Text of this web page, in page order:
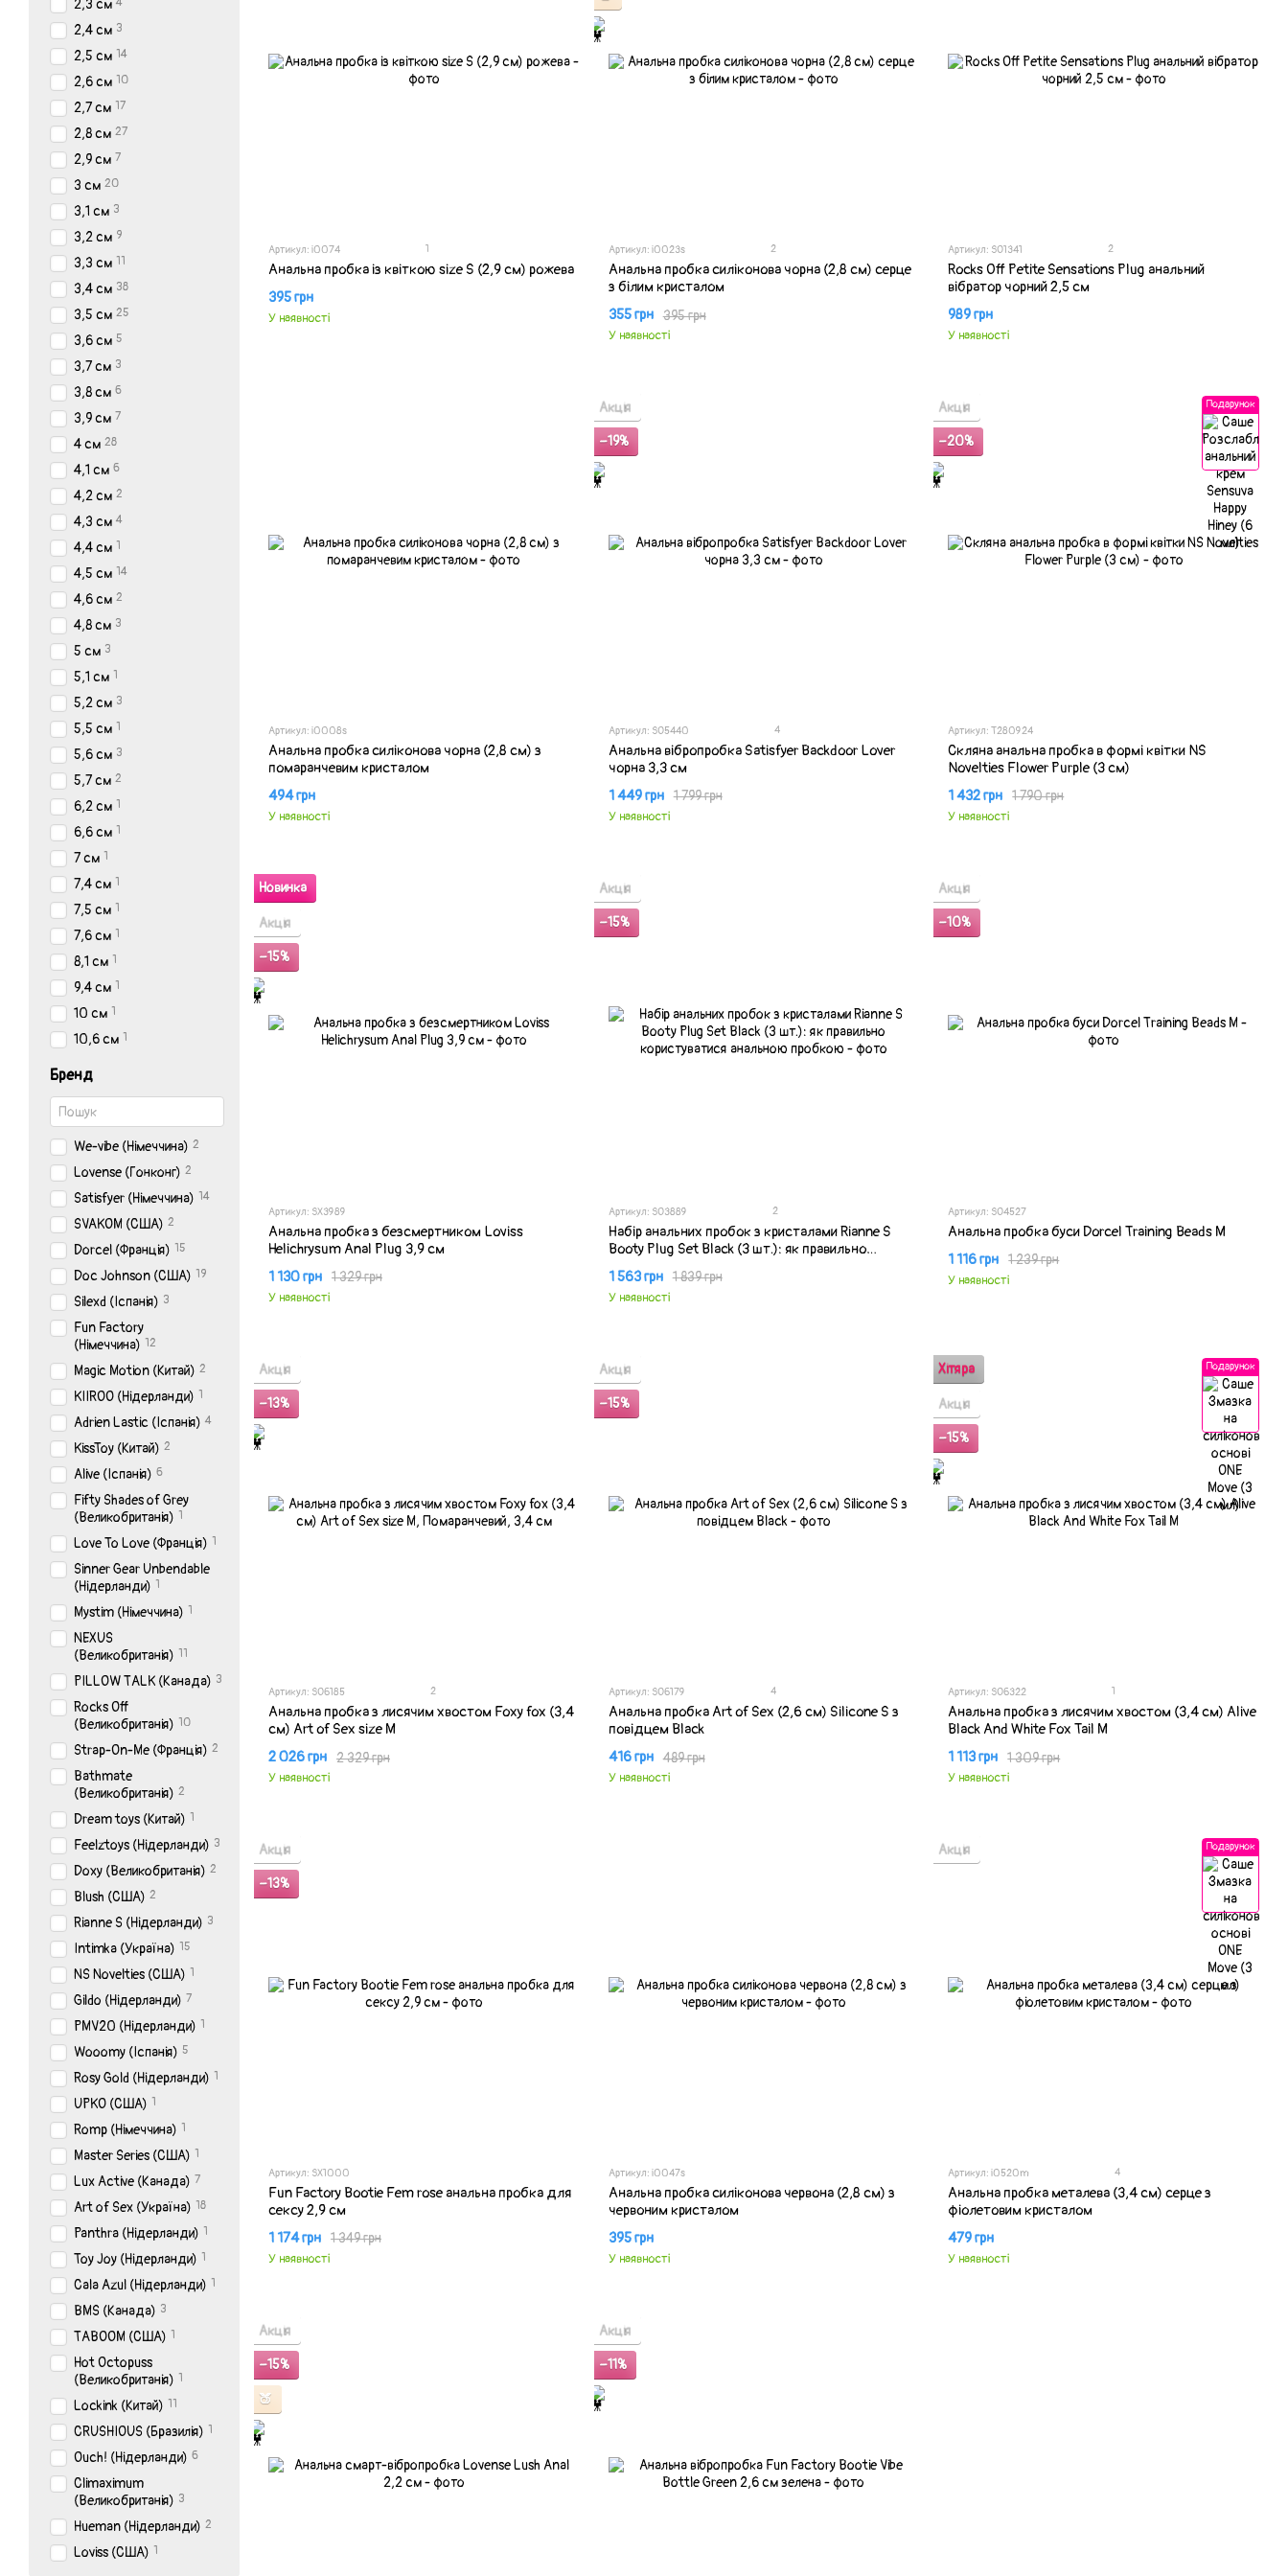
Артикул: i0074 1
Анальна пробка із квіткою size S (2,9 см) рожева
395 грн
У наявності
Артикул: i0023s 2
Анальна пробка силіконова чорна (2,8 см) серце
з білим кристалом
395 грн
355 грн
У наявності
Артикул: SO1341 2
Rocks Off Petite Sensations Plug анальний
вібратор чорний 2,5 см
989 грн
У наявності
Артикул: i0008s
Анальна пробка силіконова чорна (2,8 см) з
помаранчевим кристалом
494 грн
У наявності
Акція
−19%
Артикул: SO5440 4
Анальна вібропробка Satisfyer Backdoor Lover
чорна 3,3 см
1 799 грн
1 449 грн
У наявності
Подарунок
Акція
−20%
Артикул: T280924
Скляна анальна пробка в формі квітки NS
Novelties Flower Purple (3 см)
1 790 грн
1 432 грн
У наявності
Новинка
Акція
−15%
Артикул: SX3989
Анальна пробка з безсмертником Loviss
Helichrysum Anal Plug 3,9 см
1 329 грн
1 130 грн
У наявності
Акція
−15%
Артикул: SO3889 2
Набір анальних пробок з кристалами Rianne S
Booty Plug Set Black (3 шт.): як правильно
користуватися анальною пробкою
1 839 грн
1 563 грн
У наявності
Акція
−10%
Артикул: SO4527
Анальна пробка буси Dorcel Training Beads M
1 239 грн
1 116 грн
У наявності
Акція
−13%
Артикул: SO6185 2
Анальна пробка з лисячим хвостом Foxy fox (3,4
см) Art of Sex size M
2 329 грн
2 026 грн
У наявності
Акція
−15%
Артикул: SO6179 4
Анальна пробка Art of Sex (2,6 см) Silicone S з
повідцем Black
489 грн
416 грн
У наявності
Подарунок
Хітяра
Акція
−15%
Артикул: SO6322 1
Анальна пробка з лисячим хвостом (3,4 см) Alive
Black And White Fox Tail M
1 309 грн
1 113 грн
У наявності
Акція
−13%
Артикул: SX1000
Fun Factory Bootie Fem rose анальна пробка для
сексу 2,9 см
1 349 грн
1 174 грн
У наявності
Артикул: i0047s
Анальна пробка силіконова червона (2,8 см) з
червоним кристалом
395 грн
У наявності
Подарунок
Акція
Артикул: i0520m 4
Анальна пробка металева (3,4 см) серце з
фіолетовим кристалом
479 грн
У наявності
Акція
−15%
🍑
Акція
−11%
2,3 см
2,4 см 3
2,5 см 14
2,6 см 10
2,7 см 17
2,8 см 27
2,9 см 7
3 см 20
3,1 см 3
3,2 см 9
3,3 см 11
3,4 см 38
3,5 см 25
3,6 см 5
3,7 см 3
3,8 см 6
3,9 см 7
4 см 28
4,1 см 6
4,2 см 2
4,3 см 4
4,4 см 1
4,5 см 14
4,6 см 2
4,8 см 3
5 см 3
5,1 см 1
5,2 см 3
5,5 см 1
5,6 см 3
5,7 см 2
6,2 см 1
6,6 см 1
7 см 1
7,4 см 1
7,5 см 1
7,6 см 1
8,1 см 1
9,4 см 1
10 см 1
10,6 см 1
Бренд
We-vibe (Німеччина) 2
Lovense (Гонконг) 2
Satisfyer (Німеччина) 14
SVAKOM (США) 2
Dorcel (Франція) 15
Doc Johnson (США) 19
Silexd (Іспанія) 3
Fun Factory
(Німеччина) 12
Magic Motion (Китай) 2
KIIROO (Нідерланди) 1
Adrien Lastic (Іспанія) 4
KissToy (Китай) 2
Alive (Іспанія) 6
Fifty Shades of Grey
(Великобританія) 1
Love To Love (Франція) 1
Sinner Gear Unbendable
(Нідерланди) 1
Mystim (Німеччина) 1
NEXUS
(Великобританія) 11
PILLOW TALK (Канада) 3
Rocks Off
(Великобританія) 10
Strap-On-Me (Франція) 2
Bathmate
(Великобританія) 2
Dream toys (Китай) 1
Feelztoys (Нідерланди) 3
Doxy (Великобританія) 2
Blush (США) 2
Rianne S (Нідерланди) 3
Intimka (Україна) 15
NS Novelties (США) 1
Gildo (Нідерланди) 7
PMV20 (Нідерланди) 1
Wooomy (Іспанія) 5
Rosy Gold (Нідерланди) 1
UPKO (США) 1
Romp (Німеччина) 1
Master Series (США) 1
Lux Active (Канада) 7
Art of Sex (Україна) 18
Panthra (Нідерланди) 1
Toy Joy (Нідерланди) 1
Cala Azul (Нідерланди) 1
BMS (Канада) 3
TABOOM (CША) 1
Hot Octopuss
(Великобританія) 1
Lockink (Китай) 11
CRUSHIOUS (Бразилія) 1
Ouch! (Нідерланди) 6
Climaximum
(Великобританія) 3
Hueman (Нідерланди) 2
Loviss (США) 1